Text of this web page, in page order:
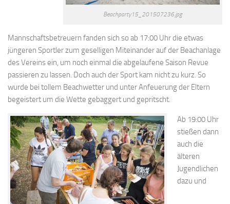
Beachparty15_201507236.jpg
Mannschaftsbetreuern fanden sich so ab 17:00 Uhr die etwas
jüngeren Sportler zum geselligen Miteinander auf der Beachanlage
des Vereins ein, um noch einmal die abgelaufene Saison Revue
passieren zu lassen. Doch auch der Sport kam nicht zu kurz. So
wurde bei tollem Beachwetter und unter Anfeuerung der Eltern
begeistert um die Wette gebaggert und gepritscht.
Ab 19:00 Uhr
stießen dann
auch die
älteren
Jugendlichen
dazu und